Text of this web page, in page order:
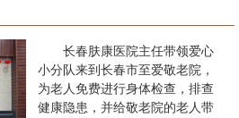
长春肤康医院主任带领爱心
小分队来到长春市至爱敬老院，
为老人免费进行身体检查，排查
健康隐患，并给敬老院的老人带